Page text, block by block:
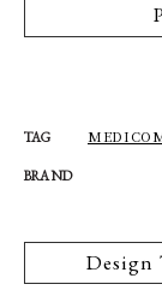
TAG
BRAND
Design